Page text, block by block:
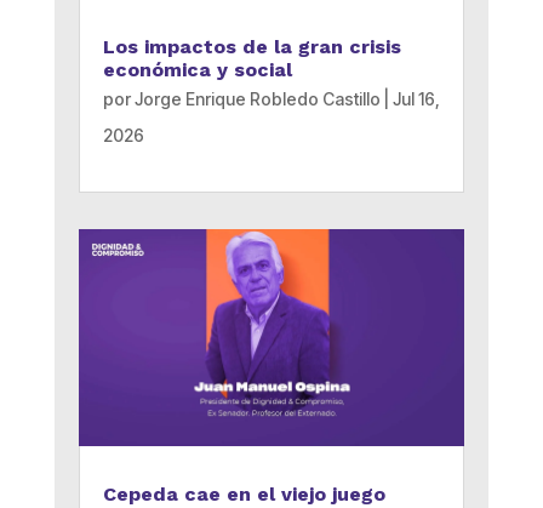
Los impactos de la gran crisis
económica y social
porJorge Enrique Robledo Castillo
Jul 16,
2026
Cepeda cae en el viejo juego